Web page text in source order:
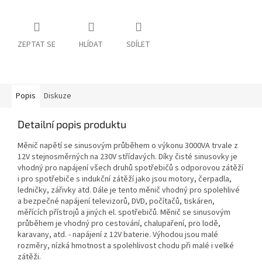
ZEPTAT SE HLÍDAT SDÍLET
Popis Diskuze
Detailní popis produktu
Měnič napětí se sinusovým průběhem o výkonu 3000VA trvale z
12V stejnosměrných na 230V střídavých. Díky čisté sinusovky je
vhodný pro napájení všech druhů spotřebičů s odporovou zátěží
i pro spotřebiče s indukční zátěží jako jsou motory, čerpadla,
ledničky, zářivky atd. Dále je tento měnič vhodný pro spolehlivé
a bezpečné napájení televizorů, DVD, počítačů, tiskáren,
měřících přístrojů a jiných el. spotřebičů. Měnič se sinusovým
průběhem je vhodný pro cestování, chalupaření, pro lodě,
karavany, atd. - napájení z 12V baterie. Výhodou jsou malé
rozměry, nízká hmotnost a spolehlivost chodu při malé i velké
zátěži.